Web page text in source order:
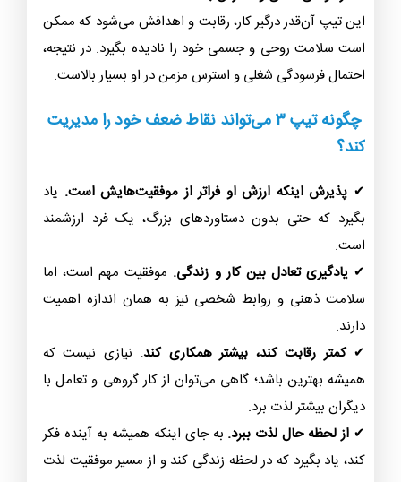
این تیپ آن‌قدر درگیر کار، رقابت و اهدافش می‌شود که ممکن
است سلامت روحی و جسمی خود را نادیده بگیرد. در نتیجه،
احتمال فرسودگی شغلی و استرس مزمن در او بسیار بالاست.
چگونه تیپ ۳ می‌تواند نقاط ضعف خود را مدیریت
کند؟
✔ پذیرش اینکه ارزش او فراتر از موفقیت‌هایش است. یاد
بگیرد که حتی بدون دستاوردهای بزرگ، یک فرد ارزشمند
است.
✔یادگیری تعادل بین کار و زندگی. موفقیت مهم است، اما
سلامت ذهنی و روابط شخصی نیز به همان اندازه اهمیت
دارند.
✔کمتر رقابت کند، بیشتر همکاری کند. نیازی نیست که
همیشه بهترین باشد؛ گاهی می‌توان از کار گروهی و تعامل با
دیگران بیشتر لذت برد.
✔ از لحظه حال لذت ببرد. به جای اینکه همیشه به آینده فکر
کند، یاد بگیرد که در لحظه زندگی کند و از مسیر موفقیت لذت